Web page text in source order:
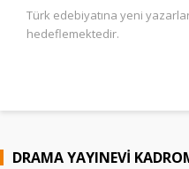
Türk edebiyatına yeni
hedeflemektedir.
DRAMA YAYINEVI